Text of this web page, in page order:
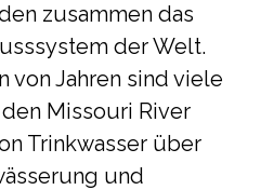
zusammen das
der Welt.
von Jahren sind viele
Missouri River
Trinkwasser über
und